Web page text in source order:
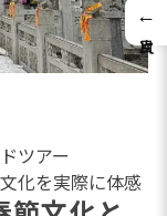
ツアー
化を実際に体感
←